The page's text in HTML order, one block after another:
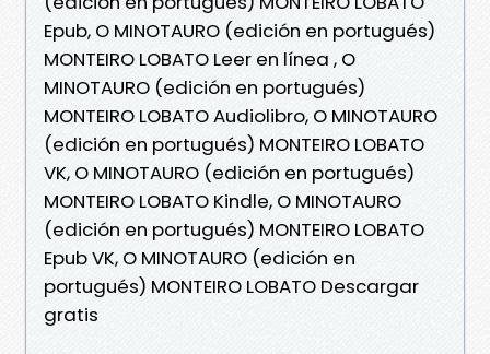
Epub, O MINOTAURO (edición en portugués)
MONTEIRO LOBATO Leer en línea , O
MINOTAURO (edición en portugués)
MONTEIRO LOBATO Audiolibro, O MINOTAURO
(edición en portugués) MONTEIRO LOBATO
VK, O MINOTAURO (edición en portugués)
MONTEIRO LOBATO Kindle, O MINOTAURO
(edición en portugués) MONTEIRO LOBATO
Epub VK, O MINOTAURO (edición en
portugués) MONTEIRO LOBATO Descargar
gratis